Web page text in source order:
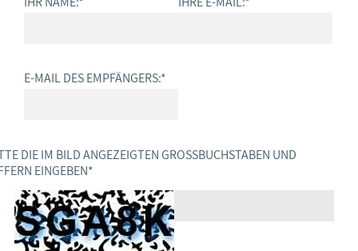
E-MAIL DES EMPFÄNGERS:*
DIE IM BILD ANGEZEIGTEN GROSSBUCHSTABEN UND Z
EINGEBEN *